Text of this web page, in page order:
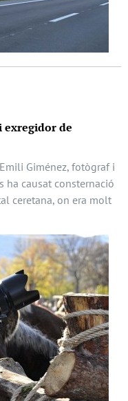
exregidor de
Giménez, fotògraf i
ha causat consternació
ceretana, on era molt